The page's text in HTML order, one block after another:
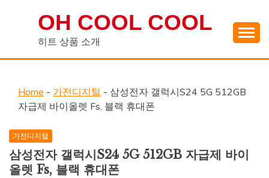
OH COOL COOL
히트 상품 소개
Home - 가전디지털 - 삼성전자 갤럭시S24 5G 512GB
자급제 바이올렛 Fs, 블랙 휴대폰
가전디지털
삼성전자 갤럭시S24 5G 512GB 자급제 바이
올렛 Fs, 블랙 휴대폰